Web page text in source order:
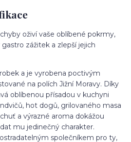
oživí vaše oblíbené pokrmy,
zážitek a zlepší jejich
a je vyrobena poctivým
na polích Jižní Moravy. Díky
oblíbenou přísadou v kuchyni
hot dogů, grilovaného masa
a výrazné aroma dokážou
mu jedinečný charakter.
společníkem pro ty,